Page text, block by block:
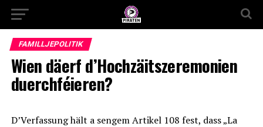
FAMILLJEPOLITIK
Wien däerf d’Hochzäitszeremonien
duerchféieren?
D’Verfassung hält a sengem Artikel 108 fest, dass „La